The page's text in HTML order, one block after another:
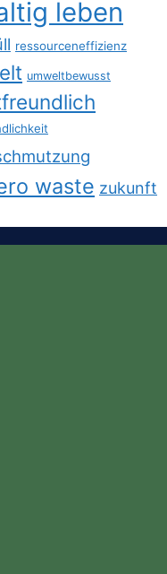
leben
ressourceneffizienz
umweltbewusst
waste zukunft